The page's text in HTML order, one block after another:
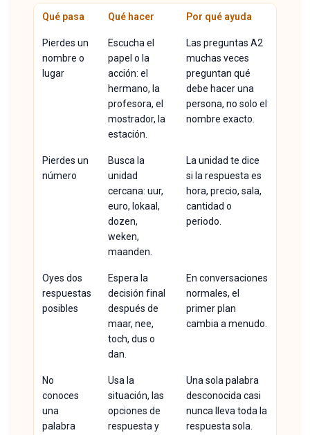
Qué pasa Qué hacer Por qué ayuda
Pierdes un
nombre o
lugar
Escucha el
papel o la
acción: el
hermano, la
profesora, el
mostrador, la
estación.
Las preguntas A2
muchas veces
preguntan qué
debe hacer una
persona, no solo el
nombre exacto.
Pierdes un
número
Busca la
unidad
cercana: uur,
euro, lokaal,
dozen,
weken,
maanden.
La unidad te dice
si la respuesta es
hora, precio, sala,
cantidad o
periodo.
Oyes dos
respuestas
posibles
Espera la
decisión final
después de
maar, nee,
toch, dus o
dan.
En conversaciones
normales, el
primer plan
cambia a menudo.
No
conoces
una
palabra
Usa la
situación, las
opciones de
respuesta y
Una sola palabra
desconocida casi
nunca lleva toda la
respuesta sola.